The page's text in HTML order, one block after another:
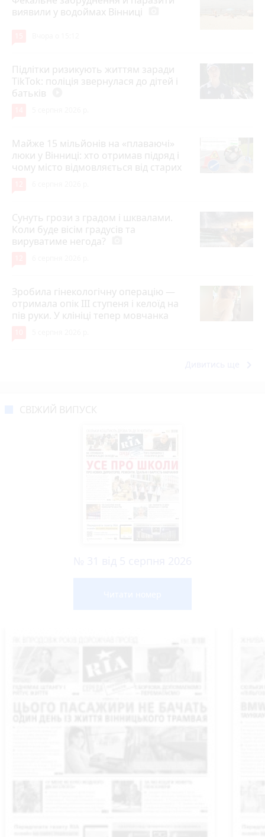
виявили у водоймах Вінниці
Підлітки ризикують життям заради
TikTok: поліція звернулася до дітей і
батьків
Майже 15 мільйонів на «плаваючі»
люки у Вінниці: хто отримав підряд і
чому місто відмовляється від старих
Сунуть грози з градом і шквалами.
Коли буде вісім градусів та
вируватиме негода?
Зробила гінекологічну операцію —
отримала опік ІІІ ступеня і келоїд на
пів руки. У клініці тепер мовчанка